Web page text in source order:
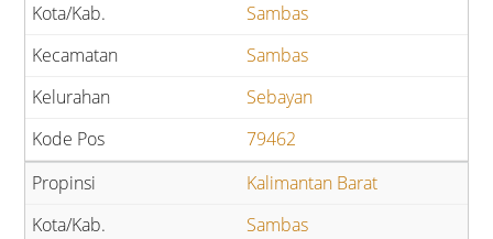
Sambas
Sambas
Sebayan
79462
Kalimantan Barat
Sambas